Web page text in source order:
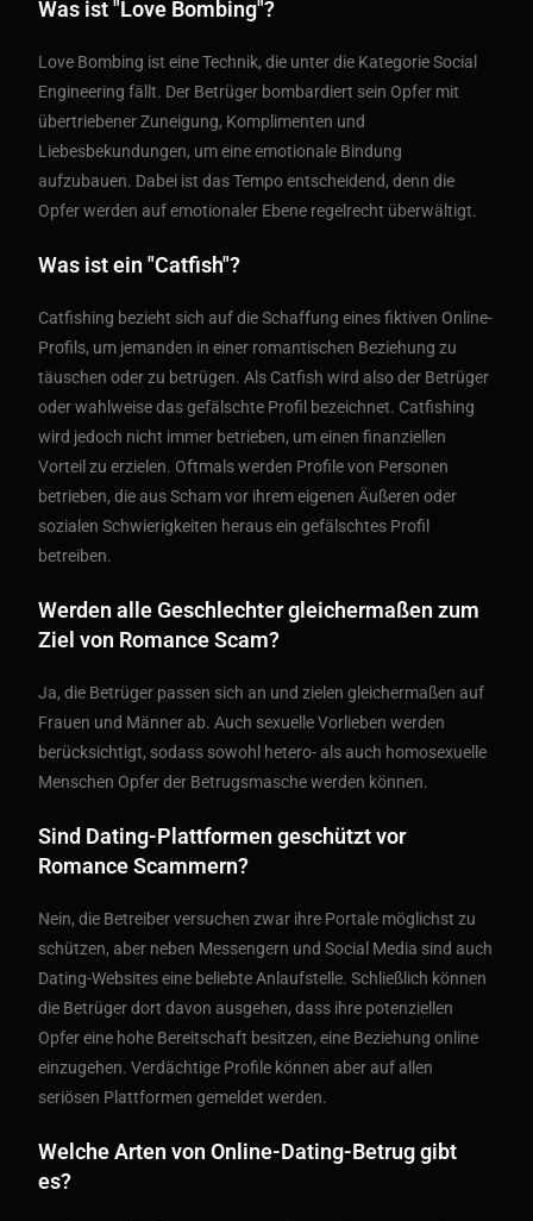
Was ist "Love Bombing"?
Love Bombing ist eine Technik, die unter die Kategorie Social
Engineering fällt. Der Betrüger bombardiert sein Opfer mit
übertriebener Zuneigung, Komplimenten und
Liebesbekundungen, um eine emotionale Bindung
aufzubauen. Dabei ist das Tempo entscheidend, denn die
Opfer werden auf emotionaler Ebene regelrecht überwältigt.
Was ist ein "Catfish"?
Catfishing bezieht sich auf die Schaffung eines fiktiven Online-
Profils, um jemanden in einer romantischen Beziehung zu
täuschen oder zu betrügen. Als Catfish wird also der Betrüger
oder wahlweise das gefälschte Profil bezeichnet. Catfishing
wird jedoch nicht immer betrieben, um einen finanziellen
Vorteil zu erzielen. Oftmals werden Profile von Personen
betrieben, die aus Scham vor ihrem eigenen Äußeren oder
sozialen Schwierigkeiten heraus ein gefälschtes Profil
betreiben.
Werden alle Geschlechter gleichermaßen zum
Ziel von Romance Scam?
Ja, die Betrüger passen sich an und zielen gleichermaßen auf
Frauen und Männer ab. Auch sexuelle Vorlieben werden
berücksichtigt, sodass sowohl hetero- als auch homosexuelle
Menschen Opfer der Betrugsmasche werden können.
Sind Dating-Plattformen geschützt vor
Romance Scammern?
Nein, die Betreiber versuchen zwar ihre Portale möglichst zu
schützen, aber neben Messengern und Social Media sind auch
Dating-Websites eine beliebte Anlaufstelle. Schließlich können
die Betrüger dort davon ausgehen, dass ihre potenziellen
Opfer eine hohe Bereitschaft besitzen, eine Beziehung online
einzugehen. Verdächtige Profile können aber auf allen
seriösen Plattformen gemeldet werden.
Welche Arten von Online-Dating-Betrug gibt
es?